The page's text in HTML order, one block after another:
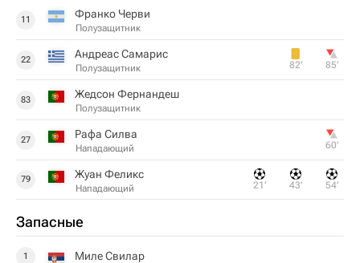
11 Франко Черви
Полузащитник
22 Андреас Самарис
Полузащитник 82‎’‎ 85‎’‎
83 Жедсон Фернандеш
Полузащитник
27 Рафа Силва
Нападающий 60‎’‎
79 Жуан Феликс
Нападающий 21‎’‎ 43‎’‎ 54‎’‎
Запасные
1 Миле Свилар